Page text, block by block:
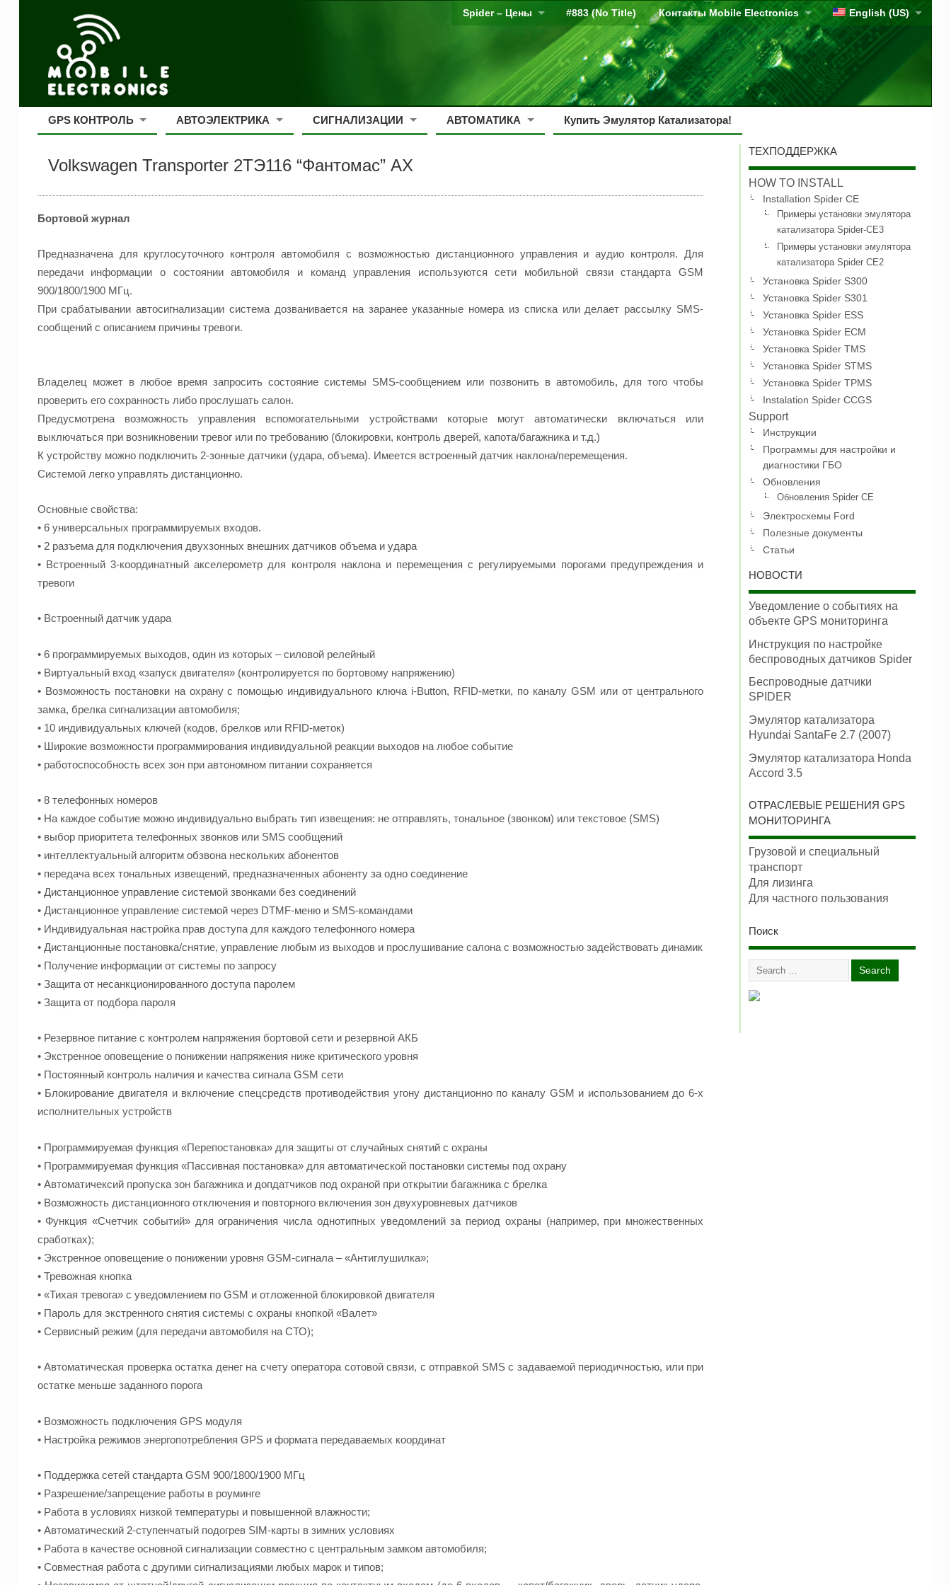
English (US)
Контакты Mobile Electronics
#883 (no Title)
Spider – Цены
GPS КОНТРОЛЬ АВТОЭЛЕКТРИКА СИГНАЛИЗАЦИИ АВТОМАТИКА Купить Эмулятор Катализатора!
Volkswagen Transporter 2ТЭ116 “Фантомас” АХ
Бортовой журнал
Предназначена для круглосуточного контроля автомобиля с возможностью дистанционного управления и аудио контроля. Для
передачи информации о состоянии автомобиля и команд управления используются сети мобильной связи стандарта GSM
900/1800/1900 МГц.
При срабатывании автосигнализации система дозванивается на заранее указанные номера из списка или делает рассылку SMS-
сообщений с описанием причины тревоги.
Владелец может в любое время запросить состояние системы SMS-сообщением или позвонить в автомобиль, для того чтобы
проверить его сохранность либо прослушать салон.
Предусмотрена возможность управления вспомогательными устройствами которые могут автоматически включаться или
выключаться при возникновении тревог или по требованию (блокировки, контроль дверей, капота/багажника и т.д.)
К устройству можно подключить 2-зонные датчики (удара, объема). Имеется встроенный датчик наклона/перемещения.
Системой легко управлять дистанционно.
Основные свойства:
• 6 универсальных программируемых входов.
• 2 разъема для подключения двухзонных внешних датчиков объема и удара
• Встроенный 3-координатный акселерометр для контроля наклона и перемещения с регулируемыми порогами предупреждения и
тревоги
• Встроенный датчик удара
• 6 программируемых выходов, один из которых – силовой релейный
• Виртуальный вход «запуск двигателя» (контролируется по бортовому напряжению)
• Возможность постановки на охрану с помощью индивидуального ключа i-Button, RFID-метки, по каналу GSM или от центрального
замка, брелка сигнализации автомобиля;
• 10 индивидуальных ключей (кодов, брелков или RFID-меток)
• Широкие возможности программирования индивидуальной реакции выходов на любое событие
• работоспособность всех зон при автономном питании сохраняется
• 8 телефонных номеров
• На каждое событие можно индивидуально выбрать тип извещения: не отправлять, тональное (звонком) или текстовое (SMS)
• выбор приоритета телефонных звонков или SMS сообщений
• интеллектуальный алгоритм обзвона нескольких абонентов
• передача всех тональных извещений, предназначенных абоненту за одно соединение
• Дистанционное управление системой звонками без соединений
• Дистанционное управление системой через DTMF-меню и SMS-командами
• Индивидуальная настройка прав доступа для каждого телефонного номера
• Дистанционные постановка/снятие, управление любым из выходов и прослушивание салона с возможностью задействовать динамик
• Получение информации от системы по запросу
• Защита от несанкционированного доступа паролем
• Защита от подбора пароля
• Резервное питание с контролем напряжения бортовой сети и резервной АКБ
• Экстренное оповещение о понижении напряжения ниже критического уровня
• Постоянный контроль наличия и качества сигнала GSM сети
• Блокирование двигателя и включение спецсредств противодействия угону дистанционно по каналу GSM и использованием до 6-х
исполнительных устройств
• Программируемая функция «Перепостановка» для защиты от случайных снятий с охраны
• Программируемая функция «Пассивная постановка» для автоматической постановки системы под охрану
• Автоматичексий пропуска зон багажника и допдатчиков под охраной при открытии багажника с брелка
• Возможность дистанционного отключения и повторного включения зон двухуровневых датчиков
• Функция «Счетчик событий» для ограничения числа однотипных уведомлений за период охраны (например, при множественных
сработках);
• Экстренное оповещение о понижении уровня GSM-сигнала – «Антиглушилка»;
• Тревожная кнопка
• «Тихая тревога» с уведомлением по GSM и отложенной блокировкой двигателя
• Пароль для экстренного снятия системы с охраны кнопкой «Валет»
• Сервисный режим (для передачи автомобиля на СТО);
• Автоматическая проверка остатка денег на счету оператора сотовой связи, с отправкой SMS с задаваемой периодичностью, или при
остатке меньше заданного порога
• Возможность подключения GPS модуля
• Настройка режимов энергопотребления GPS и формата передаваемых координат
• Поддержка сетей стандарта GSM 900/1800/1900 МГц
• Разрешение/запрещение работы в роуминге
• Работа в условиях низкой температуры и повышенной влажности;
• Автоматический 2-ступенчатый подогрев SIM-карты в зимних условиях
• Работа в качестве основной сигнализации совместно с центральным замком автомобиля;
• Совместная работа с другими сигнализациями любых марок и типов;
ТЕХПОДДЕРЖКА
HOW TO INSTALL
Installation Spider CE
Примеры установки эмулятора
катализатора Spider-CE3
Примеры установки эмулятора
катализатора Spider CE2
Установка Spider S300
Установка Spider S301
Установка Spider ESS
Установка Spider ECM
Установка Spider TMS
Установка Spider STMS
Установка Spider TPMS
Instalation Spider CCGS
Support
Инструкции
Программы для настройки и
диагностики ГБО
Обновления
Обновления Spider CE
Электросхемы Ford
Полезные документы
Статьи
НОВОСТИ
Уведомление о событиях на
объекте GPS мониторинга
Инструкция по настройке
беспроводных датчиков Spider
Беспроводные датчики
SPIDER
Эмулятор катализатора
Hyundai SantaFe 2.7 (2007)
Эмулятор катализатора Honda
Accord 3.5
ОТРАСЛЕВЫЕ РЕШЕНИЯ GPS
МОНИТОРИНГА
Грузовой и специальный
транспорт
Для лизинга
Для частного пользования
Поиск